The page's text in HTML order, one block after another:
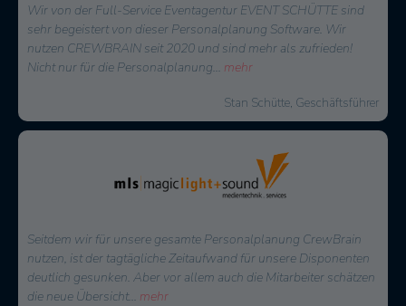
Wir von der Full-Service Eventagentur EVENT SCHÜTTE sind
sehr begeistert von dieser Personalplanung Software. Wir
nutzen CREWBRAIN seit 2020 und sind mehr als zufrieden!
Nicht nur für die Personalplanung... mehr
Stan Schütte, Geschäftsführer
Seitdem wir für unsere gesamte Personalplanung CrewBrain
nutzen, ist der tagtägliche Zeitaufwand für unsere Disponenten
deutlich gesunken. Aber vor allem auch die Mitarbeiter schätzen
die neue Übersicht... mehr